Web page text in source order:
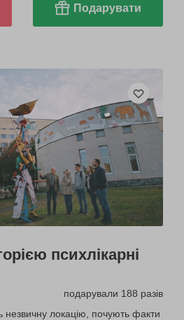
Подарувати
психлікарні
подарували 188 разів
незвичну локацію, почують факти